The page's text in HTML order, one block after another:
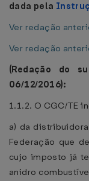
dada pela
Ver redação
Ver redação
(Redação do
06/12/2016):
1.1.2. O CGC/TE
a) da
Federação que
cujo imposto já
anidro